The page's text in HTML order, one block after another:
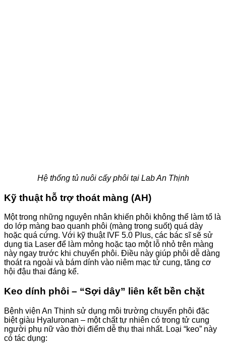
Hệ thống tủ nuôi cấy phôi tại Lab An Thịnh
Kỹ thuật hỗ trợ thoát màng (AH)
Một trong những nguyên nhân khiến phôi không thể làm tổ là
do lớp màng bao quanh phôi (màng trong suốt) quá dày
hoặc quá cứng. Với kỹ thuật IVF 5.0 Plus, các bác sĩ sẽ sử
dụng tia Laser để làm mỏng hoặc tạo một lỗ nhỏ trên màng
này ngay trước khi chuyển phôi. Điều này giúp phôi dễ dàng
thoát ra ngoài và bám dính vào niêm mạc tử cung, tăng cơ
hội đậu thai đáng kể.
Keo dính phôi – “Sợi dây” liên kết bền chặt
Bệnh viện An Thịnh sử dụng môi trường chuyển phôi đặc
biệt giàu Hyaluronan – một chất tự nhiên có trong tử cung
người phụ nữ vào thời điểm dễ thụ thai nhất. Loại “keo” này
có tác dụng: